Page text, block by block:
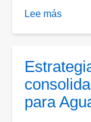
Lee más
para
atraer
para